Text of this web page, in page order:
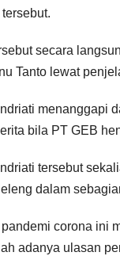
secara
Tanto lewat
menanggapi
bila PT GEB
tersebut
dalam
corona ini
adanya ulasan